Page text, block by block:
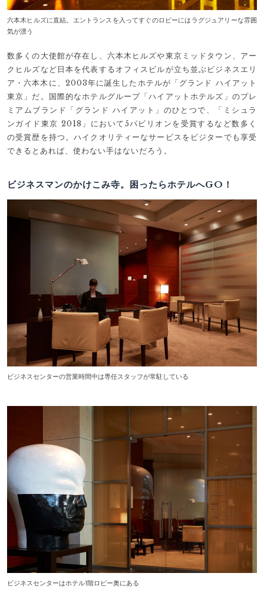
六本木ヒルズに直結。エントランスを入ってすぐのロビーにはラグジュアリーな雰囲
気が漂う
数多くの大使館が存在し、六本木ヒルズや東京ミッドタウン、アー
クヒルズなど日本を代表するオフィスビルが立ち並ぶビジネスエリ
ア・六本木に、2003年に誕生したホテルが「グランド ハイアット
東京」だ。国際的なホテルグループ「ハイアットホテルズ」のプレ
ミアムブランド「グランド ハイアット」のひとつで、「ミシュラ
ンガイド東京 2018」において5パビリオンを受賞するなど数多く
の受賞歴を持つ。ハイクオリティーなサービスをビジターでも享受
できるとあれば、使わない手はないだろう。
ビジネスマンのかけこみ寺。困ったらホテルへGO！
ビジネスセンターの営業時間中は専任スタッフが常駐している
ビジネスセンターはホテル1階ロビー奥にある